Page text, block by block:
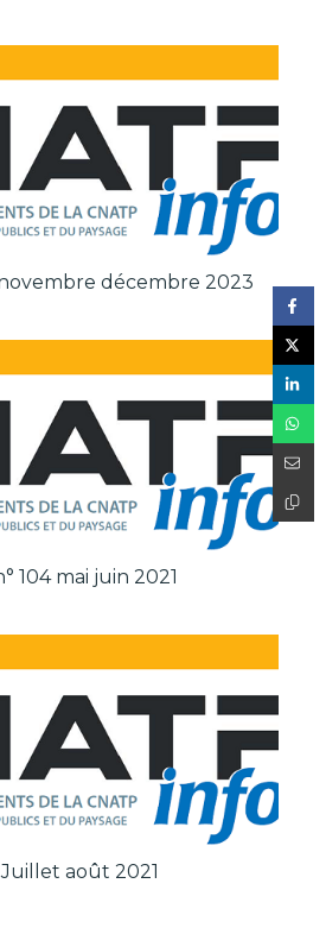
novembre décembre 2023
104 mai juin 2021
Juillet août 2021